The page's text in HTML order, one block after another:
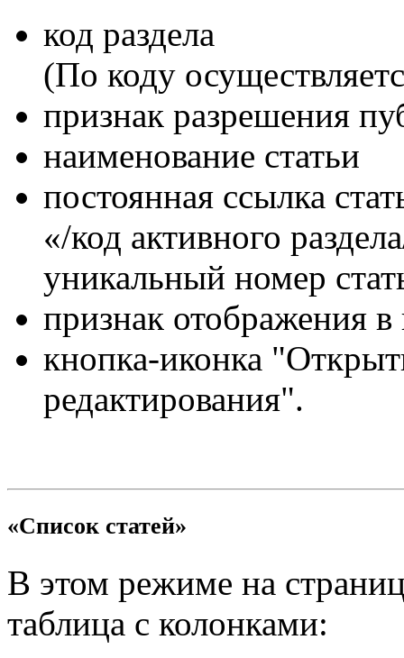
код раздела
(По коду
признак разрешения
наименование статьи
постоянная ссылка
«/код активного
уникальный номер
признак отображения в
кнопка-иконка
редактирования".
«Список статей»
В этом режиме на
таблица с колонками: